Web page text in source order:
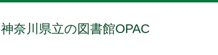
神奈川県立の図書館OPAC